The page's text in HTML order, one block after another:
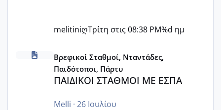
melitiniღΤρίτη στις 08:38 PM%d ημ
ΠΑΙΔΙΚΟΙ ΣΤΑΘΜΟΙ ΜΕ ΕΣΠΑ
Βρεφικοί Σταθμοί, Νταντάδες,
Παιδότοποι, Πάρτυ
ΠΑΙΔΙΚΟΙ ΣΤΑΘΜΟΙ ΜΕ ΕΣΠΑ
Melli · 26 Ιουλίου